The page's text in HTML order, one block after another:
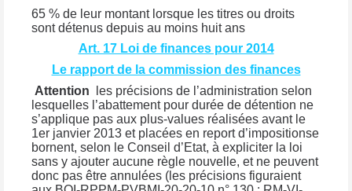
65 % de leur montant lorsque les titres ou droits
sont détenus depuis au moins huit ans
Art. 17 Loi de finances pour 2014
Le rapport de la commission des finances
Attention les précisions de l’administration selon
lesquelles l’abattement pour durée de détention ne
s’applique pas aux plus-values réalisées avant le
1er janvier 2013 et placées en report d’impositionse
bornent, selon le Conseil d’Etat, à expliciter la loi
sans y ajouter aucune règle nouvelle, et ne peuvent
donc pas être annulées (les précisions figuraient